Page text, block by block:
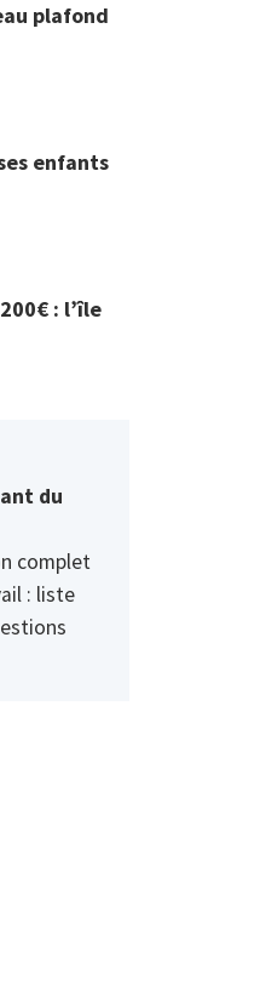
plafond
enfants
: l’île
du
complet
: liste